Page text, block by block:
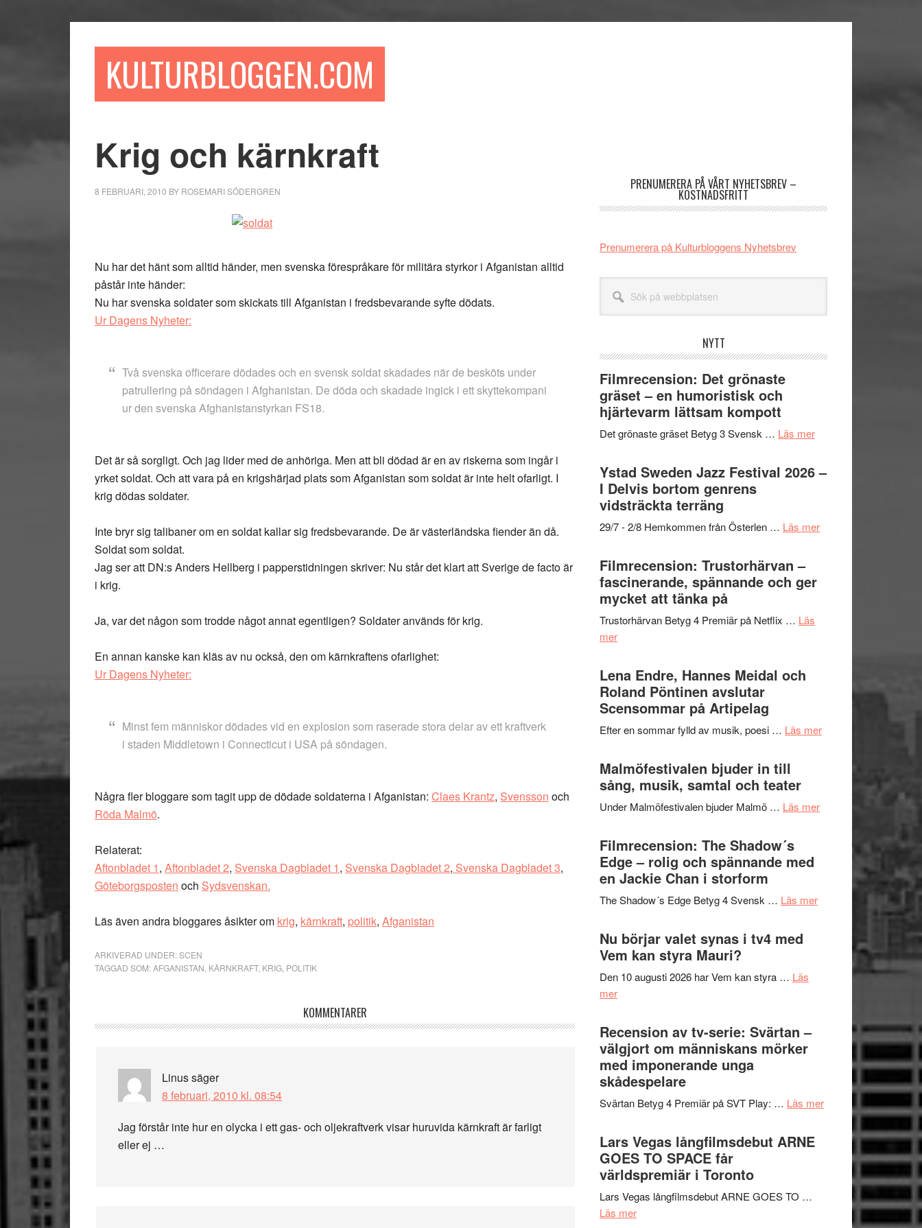
KULTURBLOGGEN.COM
Krig och kärnkraft
8 FEBRUARI, 2010 BY ROSEMARI SÖDERGREN
Nu har det hänt som alltid händer, men svenska förespråkare för militära styrkor i Afganistan alltid
påstår inte händer:
Nu har svenska soldater som skickats till Afganistan i fredsbevarande syfte dödats.
Ur Dagens Nyheter:
Två svenska officerare dödades och en svensk soldat skadades när de besköts under
patrullering på söndagen i Afghanistan. De döda och skadade ingick i ett skyttekompani
ur den svenska Afghanistanstyrkan FS18.
Det är så sorgligt. Och jag lider med de anhöriga. Men att bli dödad är en av riskerna som ingår i
yrket soldat. Och att vara på en krigshärjad plats som Afganistan som soldat är inte helt ofarligt. I
krig dödas soldater.
Inte bryr sig talibaner om en soldat kallar sig fredsbevarande. De är västerländska fiender än då.
Soldat som soldat.
Jag ser att DN:s Anders Hellberg i papperstidningen skriver: Nu står det klart att Sverige de facto är
i krig.
Ja, var det någon som trodde något annat egentligen? Soldater används för krig.
En annan kanske kan kläs av nu också, den om kärnkraftens ofarlighet:
Ur Dagens Nyheter:
Minst fem människor dödades vid en explosion som raserade stora delar av ett kraftverk
i staden Middletown i Connecticut i USA på söndagen.
Några fler bloggare som tagit upp de dödade soldaterna i Afganistan: Claes Krantz, Svensson och
Röda Malmö.
Relaterat:
Aftonbladet 1, Aftonbladet 2, Svenska Dagbladet 1, Svenska Dagbladet 2, Svenska Dagbladet 3,
Göteborgsposten och Sydsvenskan.
Läs även andra bloggares åsikter om krig, kärnkraft, politik, Afganistan
ARKIVERAD UNDER:SCEN
TAGGAD SOM:AFGANISTAN KÄRNKRAFT, KRIG POLITIK
KOMMENTARER
Linussäger
8 februari, 2010 kl. 08:54
Jag förstår inte hur en olycka i ett gas- och oljekraftverk visar huruvida kärnkraft är farligt
eller ej …
PRENUMERERA PÅ VÅRT NYHETSBREV –
KOSTNADSFRITT
Prenumerera på Kulturbloggens Nyhetsbrev
webbplatsen
NYTT
Filmrecension: Det grönaste
gräset – en humoristisk och
hjärtevarm lättsam kompott
Det grönaste gräset Betyg 3 Svensk … Läs merom
en
hjärtevarm
Ystad Sweden Jazz Festival 2026 –
I Delvis bortom genrens
vidsträckta terräng
29/7 - 2/8 Hemkommen från Österlen … Läs merom
genrens
Filmrecension: Trustorhärvan –
fascinerande, spännande och ger
mycket att tänka på
Trustorhärvan Betyg 4 Premiär på Netflix … Läs
merom
Trustorhärvan
–
fascinerande,
spännande
och
mycket
att
tänka
Lena Endre, Hannes Meidal och
Roland Pöntinen avslutar
Scensommar på Artipelag
Efter en sommar fylld av musik, poesi … Läs merom
Scensommar
Malmöfestivalen bjuder in till
sång, musik, samtal och teater
Under Malmöfestivalen bjuder Malmö … Läs merom
Filmrecension: The Shadow´s
Edge – rolig och spännande med
en Jackie Chan i storform
The Shadow´s Edge Betyg 4 Svensk … Läs merom
Shadow
spännande
Chan
Nu börjar valet synas i tv4 med
Vem kan styra Mauri?
Den 10 augusti 2026 har Vem kan styra … Läs
merom
valet
synas
i
tv4
med
kan
styra
Mauri?
Recension av tv-serie: Svärtan –
välgjort om människans mörker
med imponerande unga
skådespelare
Svärtan Betyg 4 Premiär på SVT Play: … Läs merom
Recension
Svärtan
Lars Vegas långfilmsdebut ARNE
GOES TO SPACE får
världspremiär i Toronto
Lars Vegas långfilmsdebut ARNE GOES TO …
Läs merom